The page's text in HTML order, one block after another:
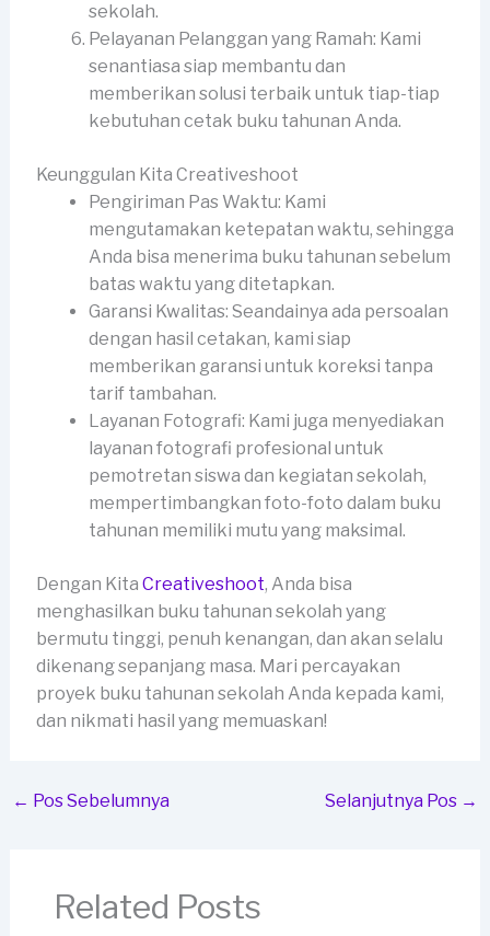
sekolah.
Pelayanan Pelanggan yang Ramah: Kami
senantiasa siap membantu dan
memberikan solusi terbaik untuk tiap-tiap
kebutuhan cetak buku tahunan Anda.
Keunggulan Kita Creativeshoot
Pengiriman Pas Waktu: Kami
mengutamakan ketepatan waktu, sehingga
Anda bisa menerima buku tahunan sebelum
batas waktu yang ditetapkan.
Garansi Kwalitas: Seandainya ada persoalan
dengan hasil cetakan, kami siap
memberikan garansi untuk koreksi tanpa
tarif tambahan.
Layanan Fotografi: Kami juga menyediakan
layanan fotografi profesional untuk
pemotretan siswa dan kegiatan sekolah,
mempertimbangkan foto-foto dalam buku
tahunan memiliki mutu yang maksimal.
Dengan Kita Creativeshoot, Anda bisa
menghasilkan buku tahunan sekolah yang
bermutu tinggi, penuh kenangan, dan akan selalu
dikenang sepanjang masa. Mari percayakan
proyek buku tahunan sekolah Anda kepada kami,
dan nikmati hasil yang memuaskan!
← Pos Sebelumnya Selanjutnya Pos →
Related Posts